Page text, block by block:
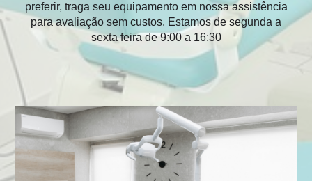
preferir, traga seu equipamento em nossa assistência
para avaliação sem custos. Estamos de segunda a
sexta feira de 9:00 a 16:30